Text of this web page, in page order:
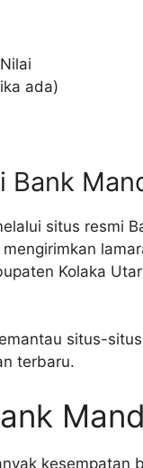
ada)
Bank
situs resmi
Kolaka
situs-
terbaru.
kesempatan